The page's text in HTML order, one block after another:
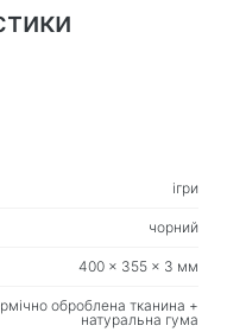
ігри
чорний
400 x 355 x 3 мм
оброблена тканина +
натуральна гума